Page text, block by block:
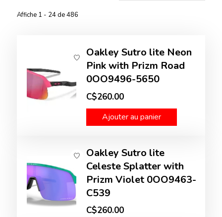
Affiche 1 - 24 de 486
Oakley Sutro lite Neon
Pink with Prizm Road
0OO9496-5650
C$260.00
Ajouter au panier
Oakley Sutro lite
Celeste Splatter with
Prizm Violet 0OO9463-
C539
C$260.00